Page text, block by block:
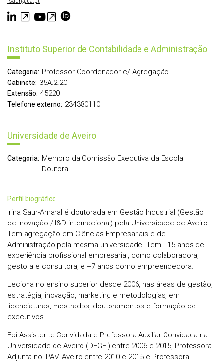
Instituto Superior de Contabilidade e Administração
Categoria: Professor Coordenador c/ Agregação
Gabinete: 35A.2.20
Extensão: 45220
Telefone externo: 234380110
Universidade de Aveiro
Categoria: Membro da Comissão Executiva da Escola
Doutoral
perfil biográfico
Irina Saur-Amaral é doutorada em Gestão Industrial (Gestão
de Inovação / I&D internacional) pela Universidade de Aveiro.
Tem agregação em Ciências Empresariais e de
Administração pela mesma universidade. Tem +15 anos de
experiência profissional empresarial, como colaboradora,
gestora e consultora, e +7 anos como empreendedora.
Leciona no ensino superior desde 2006, nas áreas de gestão,
estratégia, inovação, marketing e metodologias, em
licenciaturas, mestrados, doutoramentos e formação de
executivos.
Foi Assistente Convidada e Professora Auxiliar Convidada na
Universidade de Aveiro (DEGEI) entre 2006 e 2015, Professora
Adjunta no IPAM Aveiro entre 2010 e 2015 e Professora